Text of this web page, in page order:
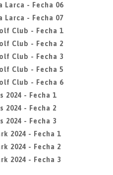
- Fecha 06
- Fecha 07
Club - Fecha 1
Club - Fecha 2
Club - Fecha 3
Club - Fecha 5
Club - Fecha 6
2024 - Fecha 1
2024 - Fecha 2
2024 - Fecha 3
2024 - Fecha 1
2024 - Fecha 2
2024 - Fecha 3